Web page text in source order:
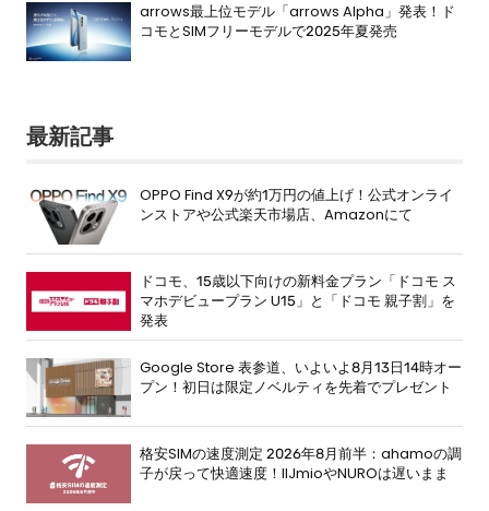
arrows最上位モデル「arrows Alpha」発表！ド
コモとSIMフリーモデルで2025年夏発売
最新記事
OPPO Find X9が約1万円の値上げ！公式オンライ
ンストアや公式楽天市場店、Amazonにて
ドコモ、15歳以下向けの新料金プラン「ドコモ ス
マホデビュープラン U15」と「ドコモ 親子割」を
発表
Google Store 表参道、いよいよ8月13日14時オー
プン！初日は限定ノベルティを先着でプレゼント
格安SIMの速度測定 2026年8月前半：ahamoの調
子が戻って快適速度！IIJmioやNUROは遅いまま